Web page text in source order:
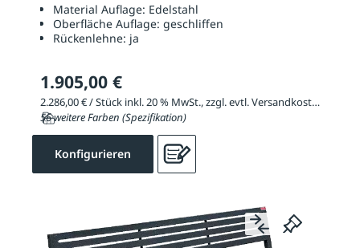
Material Auflage: Edelstahl
Oberfläche Auflage: geschliffen
Rückenlehne: ja
1.905,00 €
2.286,00 € / Stück inkl. 20 % MwSt., zzgl. evtl. Versandkosten
56 weitere Farben (Spezifikation)
Konfigurieren